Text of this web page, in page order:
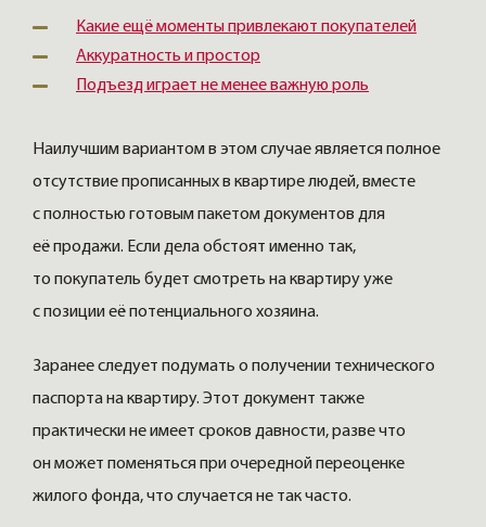
Какие ещё моменты привлекают покупателей
Аккуратность и простор
Подъезд играет не менее важную роль
Наилучшим вариантом в этом случае является полное
отсутствие прописанных в квартире людей, вместе
с полностью готовым пакетом документов для
её продажи. Если дела обстоят именно так,
то покупатель будет смотреть на квартиру уже
с позиции её потенциального хозяина.
Заранее следует подумать о получении технического
паспорта на квартиру. Этот документ также
практически не имеет сроков давности, разве что
он может поменяться при очередной переоценке
жилого фонда, что случается не так часто.